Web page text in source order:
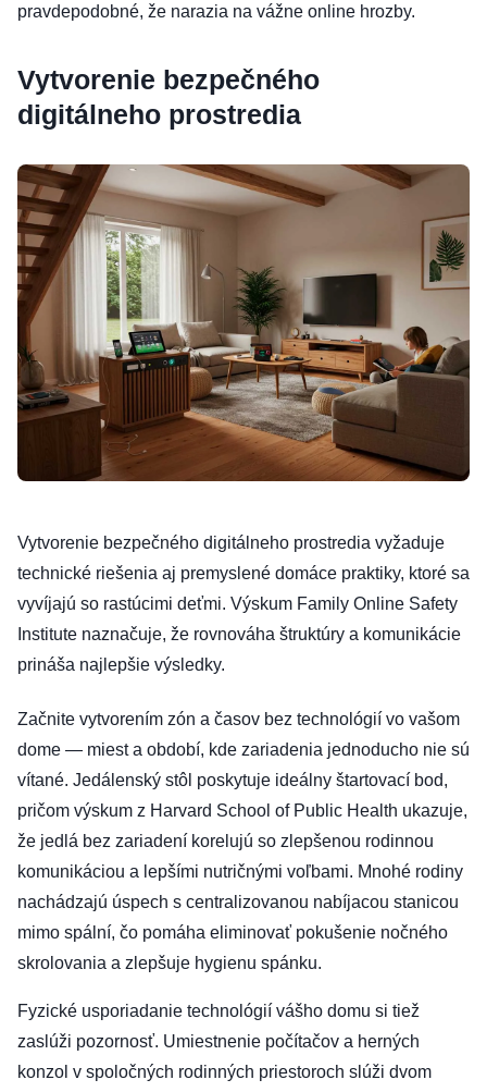
pravdepodobné, že narazia na vážne online hrozby.
Vytvorenie bezpečného
digitálneho prostredia
Vytvorenie bezpečného digitálneho prostredia vyžaduje
technické riešenia aj premyslené domáce praktiky, ktoré sa
vyvíjajú so rastúcimi deťmi. Výskum Family Online Safety
Institute naznačuje, že rovnováha štruktúry a komunikácie
prináša najlepšie výsledky.
Začnite vytvorením zón a časov bez technológií vo vašom
dome — miest a období, kde zariadenia jednoducho nie sú
vítané. Jedálenský stôl poskytuje ideálny štartovací bod,
pričom výskum z Harvard School of Public Health ukazuje,
že jedlá bez zariadení korelujú so zlepšenou rodinnou
komunikáciou a lepšími nutričnými voľbami. Mnohé rodiny
nachádzajú úspech s centralizovanou nabíjacou stanicou
mimo spální, čo pomáha eliminovať pokušenie nočného
skrolovania a zlepšuje hygienu spánku.
Fyzické usporiadanie technológií vášho domu si tiež
zaslúži pozornosť. Umiestnenie počítačov a herných
konzol v spoločných rodinných priestoroch slúži dvom